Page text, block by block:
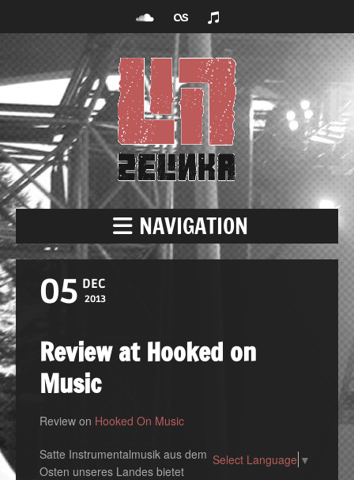
NAVIGATION
05 DEC
2013
Review at Hooked on
Music
Review on Hooked On Music
Select Language ▼
Satte Instrumentalmusik aus dem
Osten unseres Landes bietet